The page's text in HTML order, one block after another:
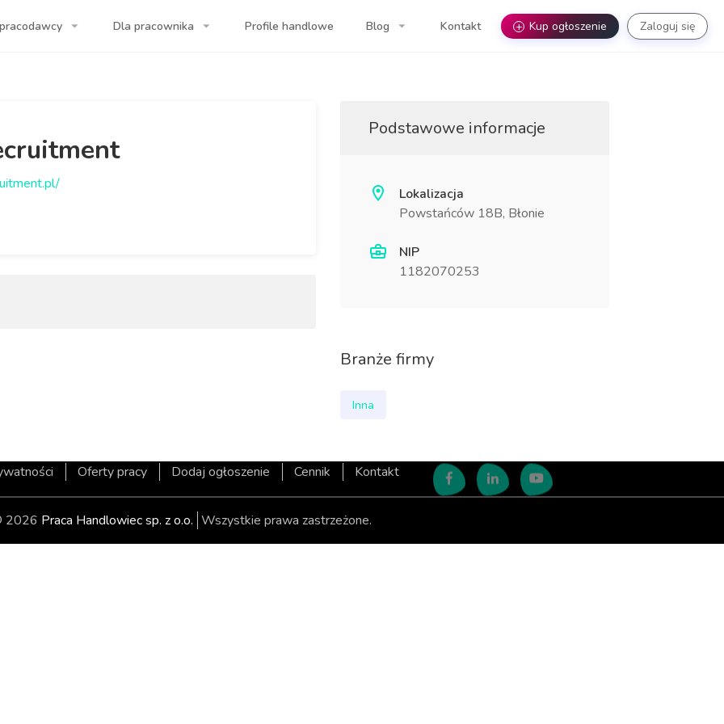
Twojej firmy! Dla pracownika Profile handlowe Blog Kontakt + Kup ogłoszenie Zaloguj się
Podstawowe informacje
Lokalizacja
Powstańców 18B, Błonie
NIP
1182070253
Branże firmy
Inna
Oferty pracy Dodaj ogłoszenie Cennik Kontakt
2026 Praca Handlowiec sp. z o.o. Wszystkie prawa zastrzeżone.